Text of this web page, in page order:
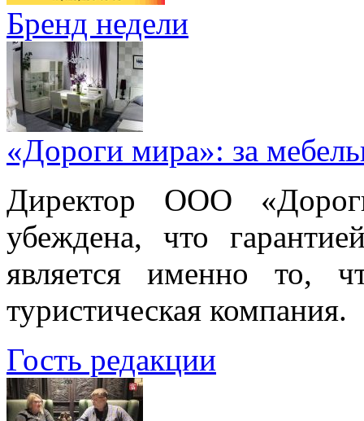
Бренд недели
«Дороги мира»: за
Директор ООО
убеждена, что
является именно то,
туристическая компания.
Гость редакции